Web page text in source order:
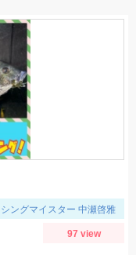
ングマイスター 中瀬啓雅
97 view